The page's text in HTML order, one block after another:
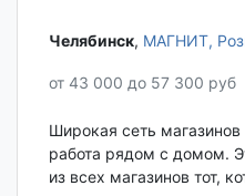
Челябинск‎, МАГНИТ,
от 43 000 до 57 300 руб
Широкая сеть
работа рядом с домом.
из всех магазинов тот,